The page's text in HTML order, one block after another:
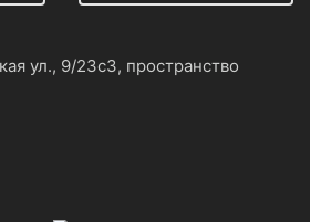
ул., 9/23с3, пространство